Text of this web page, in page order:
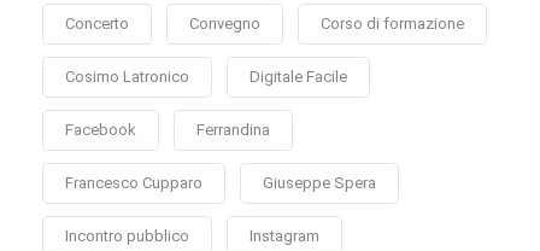
Concerto Convegno Corso di formazione
Cosimo Latronico Digitale Facile
Facebook Ferrandina
Francesco Cupparo Giuseppe Spera
Incontro pubblico Instagram